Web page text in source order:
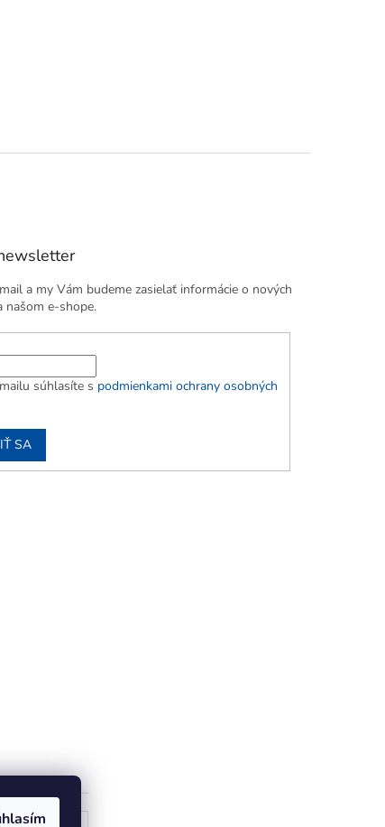
a my Vám budeme zasielať informácie o nových
našom e-shope.
súhlasíte s podmienkami ochrany osobných
SA